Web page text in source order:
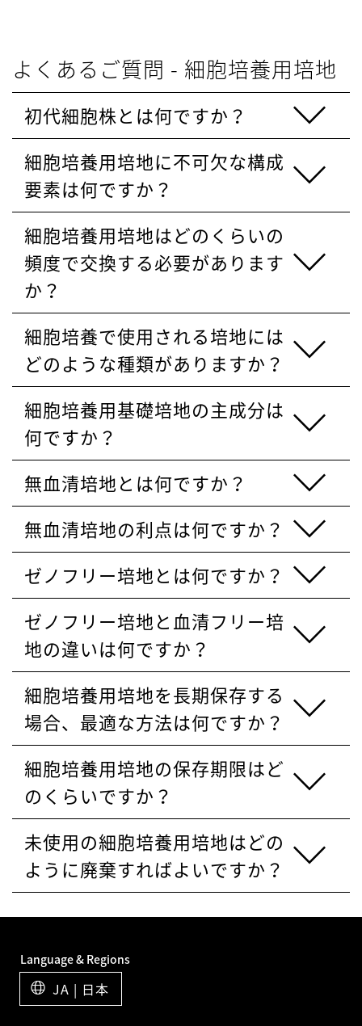
よくあるご質問 - 細胞培養用培地
初代細胞株とは何ですか？
細胞培養用培地に不可欠な構成
要素は何ですか？
細胞培養用培地はどのくらいの
頻度で交換する必要があります
か？
細胞培養で使用される培地には
どのような種類がありますか？
細胞培養用基礎培地の主成分は
何ですか？
無血清培地とは何ですか？
無血清培地の利点は何ですか？
ゼノフリー培地とは何ですか？
ゼノフリー培地と血清フリー培
地の違いは何ですか？
細胞培養用培地を長期保存する
場合、最適な方法は何ですか？
細胞培養用培地の保存期限はど
のくらいですか？
未使用の細胞培養用培地はどの
ように廃棄すればよいですか？
Language & Regions
JA | 日本